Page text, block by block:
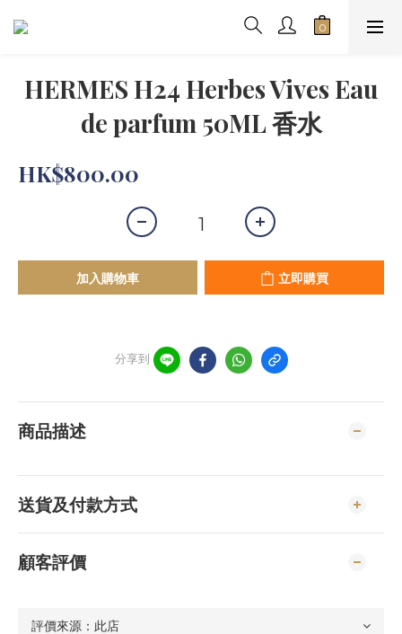
HERMES H24 Herbes Vives Eau
de parfum 50ML 香水
HK$800.00
加入購物車 立即購買
分享到
商品描述
送貨及付款方式
顧客評價